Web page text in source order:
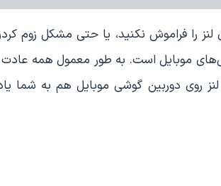
را فراموش نکنید، یا حتی مشکل زوم
موبایل است. به طور معمول همه عادت
لنز روی دوربین گوشی موبایل هم به شما